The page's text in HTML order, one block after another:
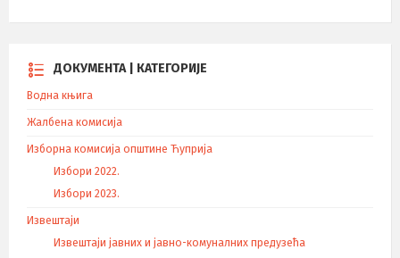
ДОКУМЕНТА | КАТЕГОРИЈЕ
Водна књига
Жалбена комисија
Изборна комисија општине Ћуприја
Избори 2022.
Избори 2023.
Извештаји
Извештаји јавних и јавно-комуналних предузећа